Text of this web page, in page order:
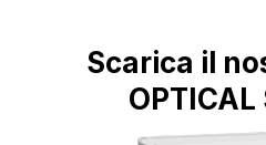
Scarica il
OPTICAL